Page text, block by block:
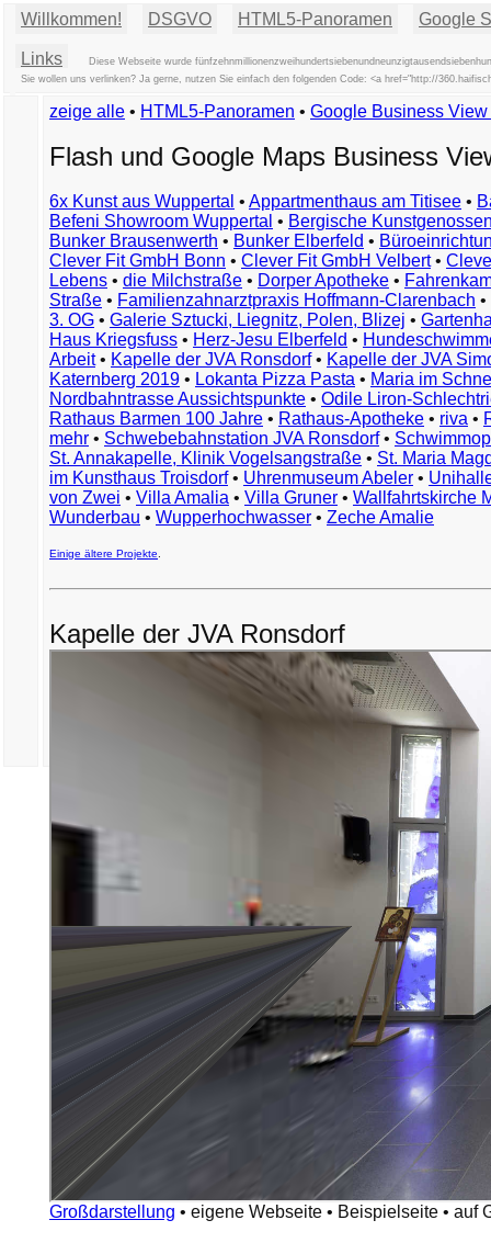
Willkommen! DSGVO HTML5-Panoramen Google
Links
Diese Webseite wurde
Sie wollen uns verlinken? Ja gerne, nutzen Sie einfach den folgenden Code: <a href="http://
zeige alle • HTML5-Panoramen • Google Business
Flash und Google Maps Business
6x Kunst aus Wuppertal • Appartmenthaus am Titisee •
Befeni Showroom Wuppertal • Bergische
Bunker Brausenwerth • Bunker Elberfeld •
Clever Fit GmbH Bonn • Clever Fit GmbH Velbert•
Lebens • die Milchstraße • Dorper Apotheke •
Straße • Familienzahnarztpraxis Hoffmann-Clarenbach •
3. OG • Galerie Sztucki, Liegnitz, Polen, Blizej •
Haus Kriegsfuss • Herz-Jesu Elberfeld •
Arbeit• Kapelle der JVA Ronsdorf• Kapelle der JVA
Katernberg 2019 • Lokanta Pizza Pasta • Maria im
Nordbahntrasse Aussichtspunkte • Odile Liron-
Rathaus Barmen 100 Jahre • Rathaus-Apotheke • riva •
mehr • Schwebebahnstation JVA Ronsdorf•
St. Annakapelle, Klinik Vogelsangstraße • St. Maria
im Kunsthaus Troisdorf• Uhrenmuseum Abeler •
von Zwei • Villa Amalia • Villa Gruner • Wallfahrtskirche
Wunderbau • Wupperhochwasser • Zeche Amalie
Einige ältere Projekte
Kapelle der JVA Ronsdorf
Großdarstellung • eigene Webseite • Beispielseite • auf